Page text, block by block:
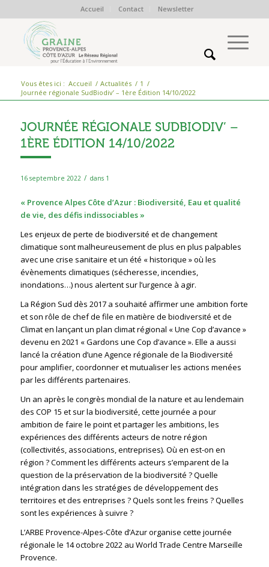
Accueil Contact Newsletter
Vous êtes ici : Accueil / Actualités / 1 /
Journée régionale SudBiodiv’ – 1ère Édition 14/10/2022
JOURNÉE RÉGIONALE SUDBIODIV’ –
1ÈRE ÉDITION 14/10/2022
16 septembre 2022 / dans 1
« Provence Alpes Côte d’Azur : Biodiversité, Eau et qualité
de vie, des défis indissociables »
Les enjeux de perte de biodiversité et de changement
climatique sont malheureusement de plus en plus palpables
avec une crise sanitaire et un été « historique » où les
évènements climatiques (sécheresse, incendies,
inondations…) nous alertent sur l’urgence à agir.
La Région Sud dès 2017 a souhaité affirmer une ambition forte
et son rôle de chef de file en matière de biodiversité et de
Climat en lançant un plan climat régional « Une Cop d’avance »
devenu en 2021 « Gardons une Cop d’avance ». Elle a aussi
lancé la création d’une Agence régionale de la Biodiversité
pour amplifier, coordonner et mutualiser les actions menées
par les différents partenaires.
Un an après le congrès mondial de la nature et au lendemain
des COP 15 et sur la biodiversité, cette journée a pour
ambition de faire le point et partager les ambitions, les
expériences des différents acteurs de notre région
(collectivités, associations, entreprises). Où en est-on en
région ? Comment les différents acteurs s’emparent de la
question de la préservation de la biodiversité ? Quelle
intégration dans les stratégies de développement des
territoires et des entreprises ? Quels sont les freins ? Quelles
sont les expériences à suivre ?
L’ARBE Provence-Alpes-Côte d’Azur organise cette journée
régionale le 14 octobre 2022 au World Trade Centre Marseille
Provence.